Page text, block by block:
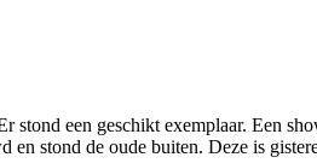
een geschikt exemplaar. Een
stond de oude buiten. Deze is